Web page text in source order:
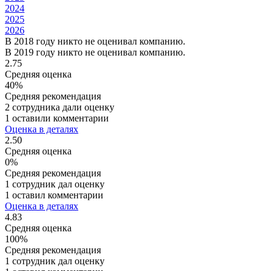
2024
2025
2026
В 2018 году никто не оценивал компанию.
В 2019 году никто не оценивал компанию.
2.75
Средняя оценка
40%
Средняя рекомендация
2 сотрудника дали оценку
1 оставили комментарии
Оценка в деталях
2.50
Средняя оценка
0%
Средняя рекомендация
1 сотрудник дал оценку
1 оставил комментарии
Оценка в деталях
4.83
Средняя оценка
100%
Средняя рекомендация
1 сотрудник дал оценку